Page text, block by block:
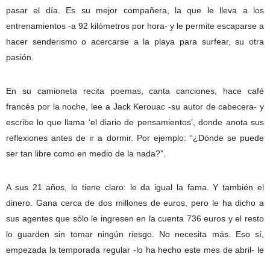
pasar el día. Es su mejor compañera, la que le lleva a los
entrenamientos -a 92 kilómetros por hora- y le permite escaparse a
hacer senderismo o acercarse a la playa para surfear, su otra
pasión.
En su camioneta recita poemas, canta canciones, hace café
francés por la noche, lee a Jack Kerouac -su autor de cabecera- y
escribe lo que llama ‘el diario de pensamientos’, donde anota sus
reflexiones antes de ir a dormir. Por ejemplo: “¿Dónde se puede
ser tan libre como en medio de la nada?”.
A sus 21 años, lo tiene claro: le da igual la fama. Y también el
dinero. Gana cerca de dos millones de euros, pero le ha dicho a
sus agentes que sólo le ingresen en la cuenta 736 euros y el resto
lo guarden sin tomar ningún riesgo. No necesita más. Eso sí,
empezada la temporada regular -lo ha hecho este mes de abril- le